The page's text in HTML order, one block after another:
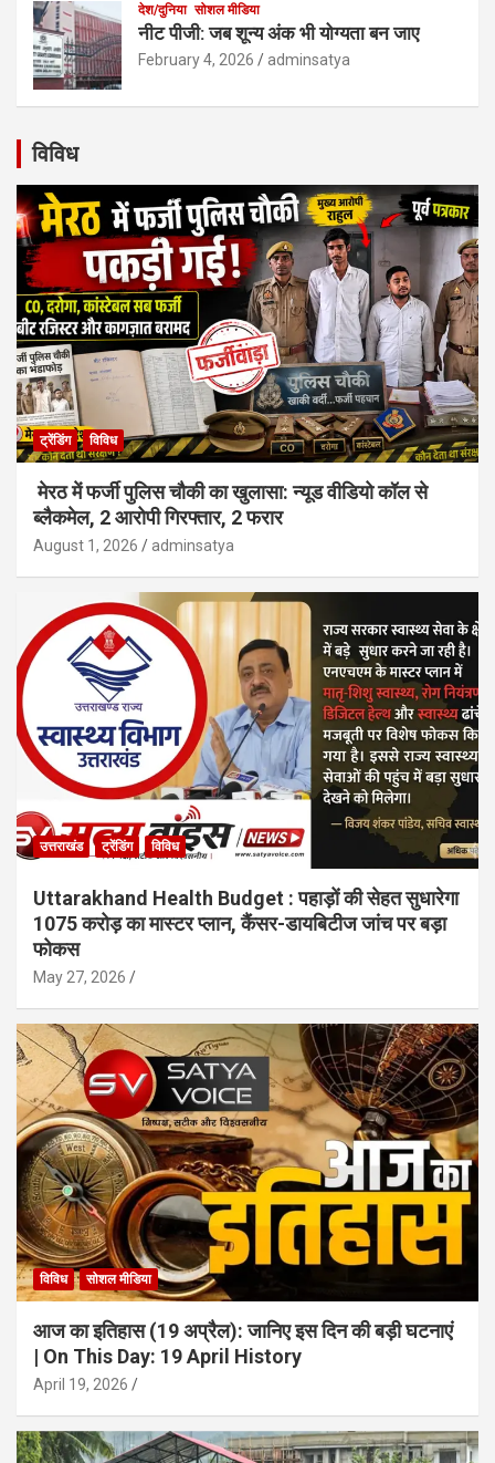
देश/दुनिया सोशल मीडिया
नीट पीजी: जब शून्य अंक भी योग्यता बन जाए
February 4, 2026 adminsatya
विविध
ट्रेंडिंग विविध
मेरठ में फर्जी पुलिस चौकी का खुलासा: न्यूड वीडियो कॉल से
ब्लैकमेल, 2 आरोपी गिरफ्तार, 2 फरार
August 1, 2026 adminsatya
उत्तराखंड ट्रेंडिंग विविध
Uttarakhand Health Budget : पहाड़ों की सेहत सुधारेगा
1075 करोड़ का मास्टर प्लान, कैंसर-डायबिटीज जांच पर बड़ा
फोकस
May 27, 2026
विविध सोशल मीडिया
आज का इतिहास (19 अप्रैल): जानिए इस दिन की बड़ी घटनाएं
| On This Day: 19 April History
April 19, 2026